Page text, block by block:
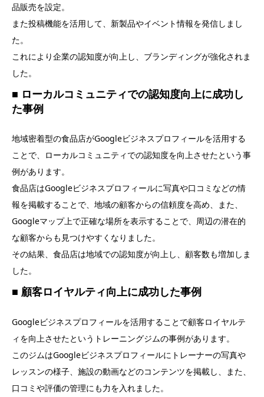
品販売を設定。
また投稿機能を活用して、新製品やイベント情報を発信しまし
た。
これにより企業の認知度が向上し、ブランディングが強化されま
した。
■ ローカルコミュニティでの認知度向上に成功し
た事例
地域密着型の食品店がGoogleビジネスプロフィールを活用する
ことで、ローカルコミュニティでの認知度を向上させたという事
例があります。
食品店はGoogleビジネスプロフィールに写真や口コミなどの情
報を掲載することで、地域の顧客からの信頼度を高め、また、
Googleマップ上で正確な場所を表示することで、周辺の潜在的
な顧客からも見つけやすくなりました。
その結果、食品店は地域での認知度が向上し、顧客数も増加しま
した。
■ 顧客ロイヤルティ向上に成功した事例
Googleビジネスプロフィールを活用することで顧客ロイヤルテ
ィを向上させたというトレーニングジムの事例があります。
このジムはGoogleビジネスプロフィールにトレーナーの写真や
レッスンの様子、施設の動画などのコンテンツを掲載し、また、
口コミや評価の管理にも力を入れました。